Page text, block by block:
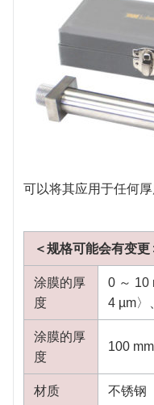
可以将其应用于任何厚
＜规格可能会有变更
涂膜的厚
度
0 ～ 10
4 µm〉
涂膜的厚
度
100 mm
材质 不锈钢